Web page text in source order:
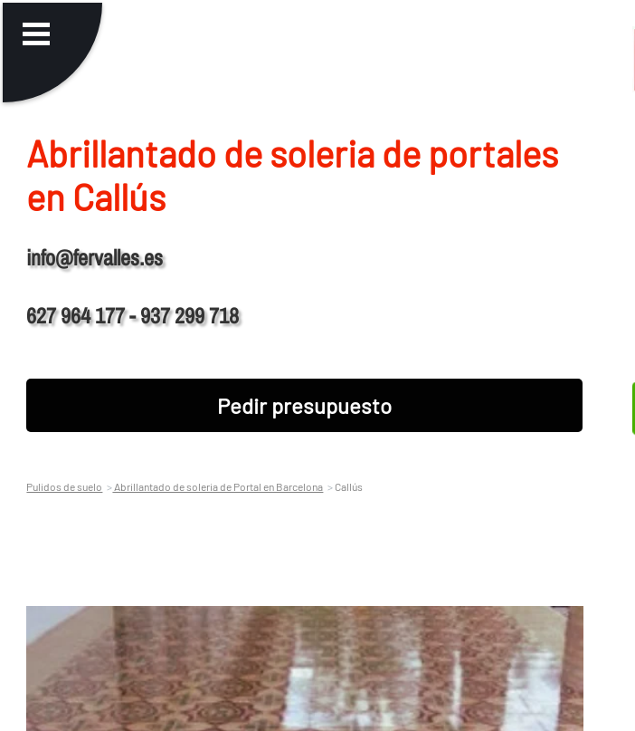
Abrillantado de soleria de portales
en Callús
info@fervalles.es
627 964 177 - 937 299 718
Pedir presupuesto
Pulidos de suelo Abrillantado de soleria de Portal en Barcelona Callús